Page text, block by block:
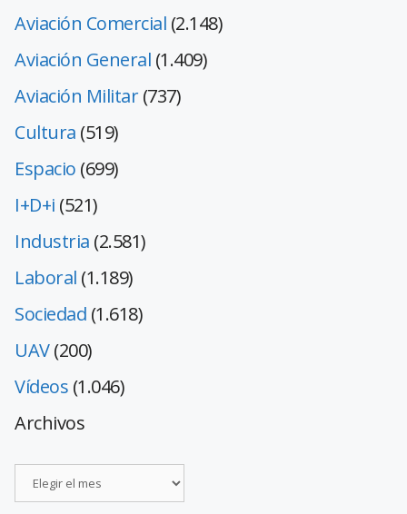
Aviación Comercial (2.148)
Aviación General (1.409)
Aviación Militar(737)
Cultura (519)
Espacio (699)
I+D+i (521)
Industria (2.581)
Laboral (1.189)
Sociedad (1.618)
UAV(200)
Vídeos (1.046)
Archivos